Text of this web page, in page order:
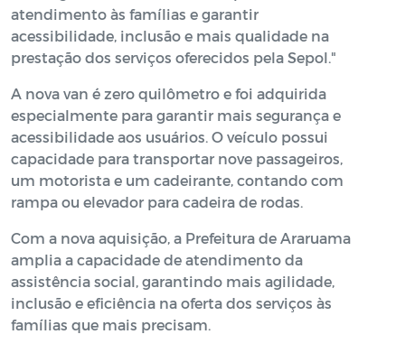
atendimento às famílias e garantir
acessibilidade, inclusão e mais qualidade na
prestação dos serviços oferecidos pela Sepol."
A nova van é zero quilômetro e foi adquirida
especialmente para garantir mais segurança e
acessibilidade aos usuários. O veículo possui
capacidade para transportar nove passageiros,
um motorista e um cadeirante, contando com
rampa ou elevador para cadeira de rodas.
Com a nova aquisição, a Prefeitura de Araruama
amplia a capacidade de atendimento da
assistência social, garantindo mais agilidade,
inclusão e eficiência na oferta dos serviços às
famílias que mais precisam.